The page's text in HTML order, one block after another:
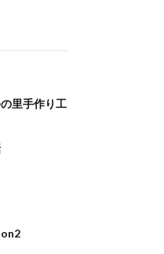
里手作り工